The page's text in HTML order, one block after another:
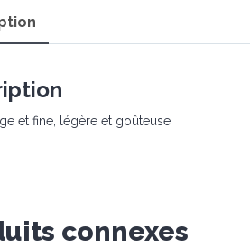
et fine, légère et goûteuse
connexes